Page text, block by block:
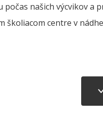
počas našich výcvikov a
školiacom centre v